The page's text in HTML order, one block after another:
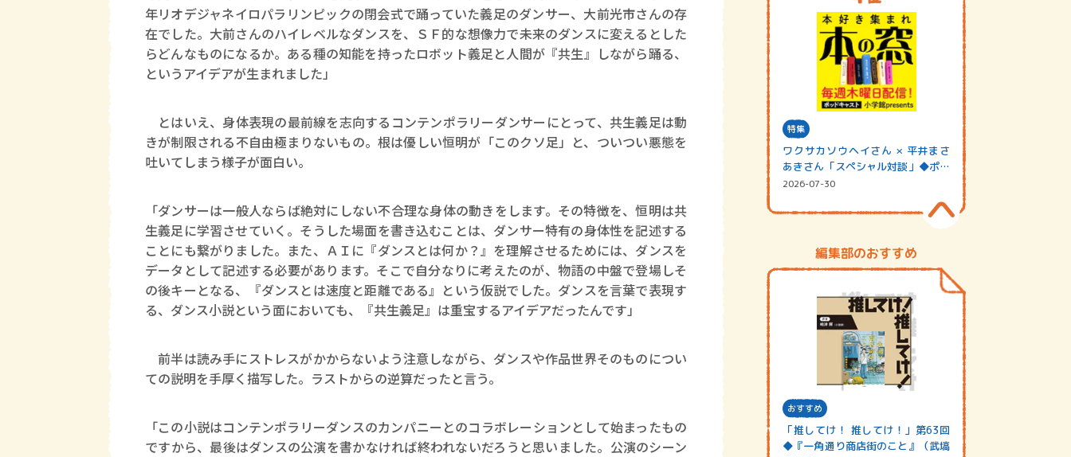
年リオデジャネイロパラリンピックの閉会式で踊っていた義足のダンサー、大前光市さんの存
在でした。大前さんのハイレベルなダンスを、ＳＦ的な想像力で未来のダンスに変えるとした
らどんなものになるか。ある種の知能を持ったロボット義足と人間が『共生』しながら踊る、
というアイデアが生まれました」
とはいえ、身体表現の最前線を志向するコンテンポラリーダンサーにとって、共生義足は動
きが制限される不自由極まりないもの。根は優しい恒明が「このクソ足」と、ついつい悪態を
吐いてしまう様子が面白い。
「ダンサーは一般人ならば絶対にしない不合理な身体の動きをします。その特徴を、恒明は共
生義足に学習させていく。そうした場面を書き込むことは、ダンサー特有の身体性を記述する
ことにも繋がりました。また、ＡＩに『ダンスとは何か？』を理解させるためには、ダンスを
データとして記述する必要があります。そこで自分なりに考えたのが、物語の中盤で登場しそ
の後キーとなる、『ダンスとは速度と距離である』という仮説でした。ダンスを言葉で表現す
る、ダンス小説という面においても、『共生義足』は重宝するアイデアだったんです」
前半は読み手にストレスがかからないよう注意しながら、ダンスや作品世界そのものについ
ての説明を手厚く描写した。ラストからの逆算だったと言う。
「この小説はコンテンポラリーダンスのカンパニーとのコラボレーションとして始まったもの
ですから、最後はダンスの公演を書かなければ終われないだろうと思いました。公演のシーン
特集
ワクサカソウヘイさん × 平井まさ
あきさん「スペシャル対談」◆ポッ
ドキャスト…
2026-07-30
編集部のおすすめ
おすすめ
「推してけ！ 推してけ！」第63回
◆『一角通り商店街のこと』（武塙